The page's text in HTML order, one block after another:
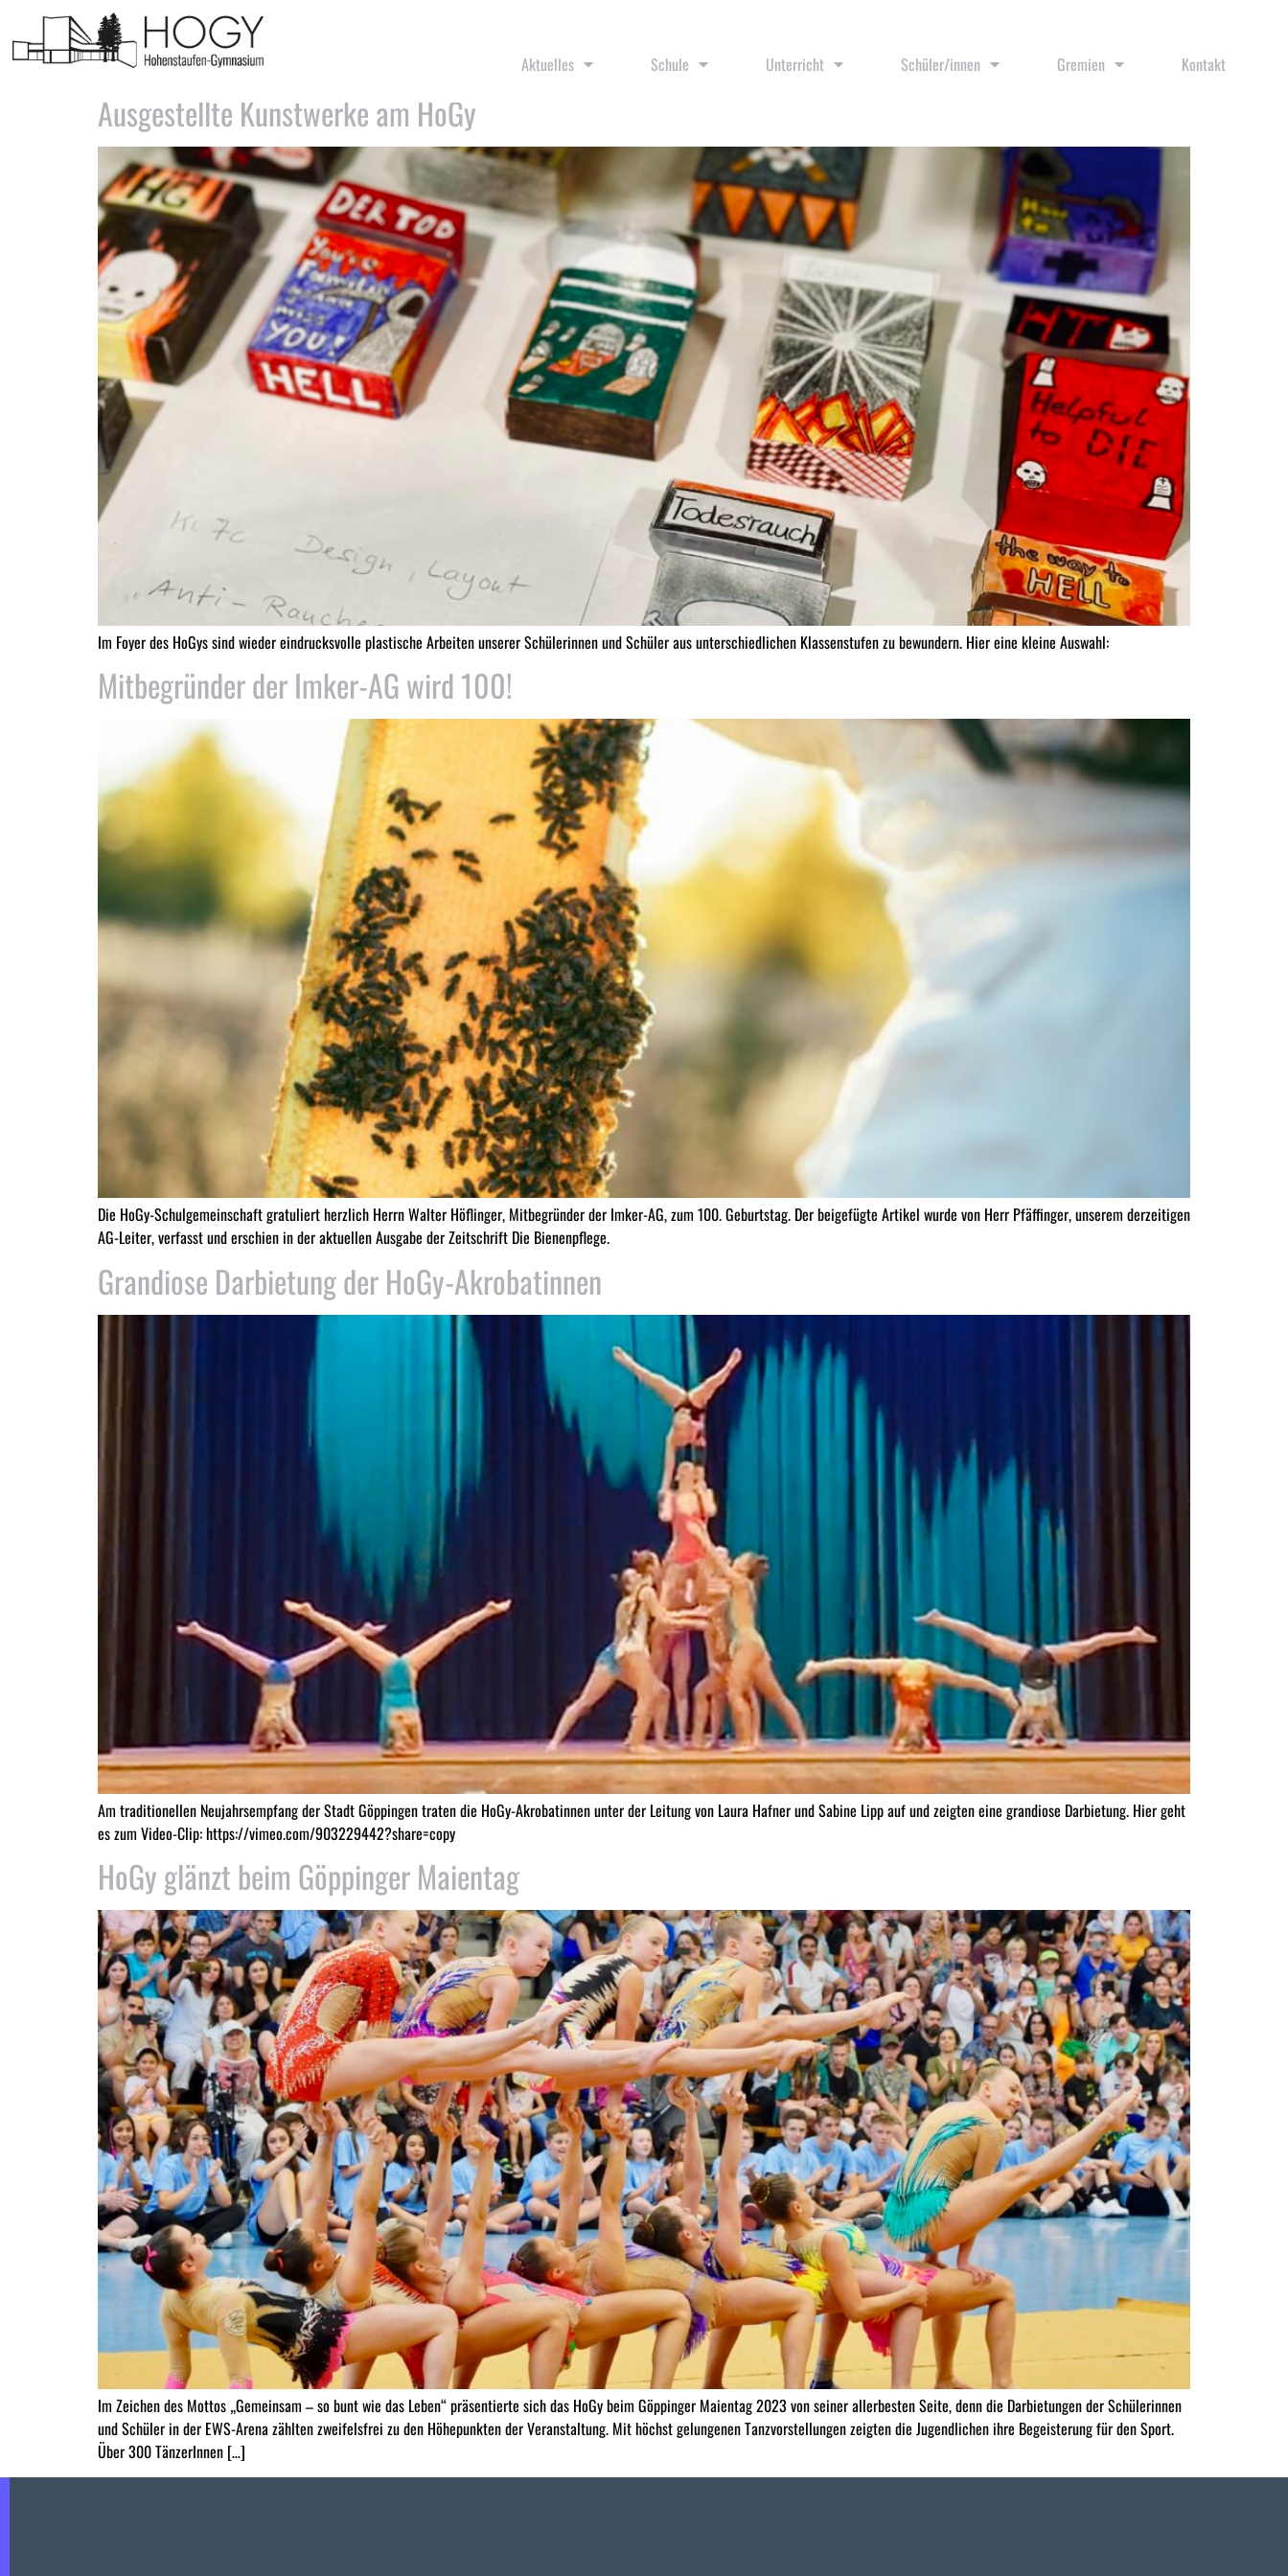
Aktuelles Schule Unterricht Schüler/innen Gremien Kontakt
Schlagwort:
Ausgestellte Kunstwerke am HoGy
Im Foyer des HoGys sind wieder eindrucksvolle plastische Arbeiten unserer Schülerinnen und Schüler aus unterschiedlichen Klassenstufen zu bewundern. Hier eine kleine Auswahl:
Mitbegründer der Imker-AG wird 100!
Die HoGy-Schulgemeinschaft gratuliert herzlich Herrn Walter Höflinger, Mitbegründer der Imker-AG, zum 100. Geburtstag. Der beigefügte Artikel wurde von Herr Pfäffinger, unserem derzeitigen
AG-Leiter, verfasst und erschien in der aktuellen Ausgabe der Zeitschrift Die Bienenpflege.
Grandiose Darbietung der HoGy-Akrobatinnen
Am traditionellen Neujahrsempfang der Stadt Göppingen traten die HoGy-Akrobatinnen unter der Leitung von Laura Hafner und Sabine Lipp auf und zeigten eine grandiose Darbietung. Hier geht
es zum Video-Clip: https://vimeo.com/903229442?share=copy
HoGy glänzt beim Göppinger Maientag
Im Zeichen des Mottos „Gemeinsam – so bunt wie das Leben“ präsentierte sich das HoGy beim Göppinger Maientag 2023 von seiner allerbesten Seite, denn die Darbietungen der Schülerinnen
und Schüler in der EWS-Arena zählten zweifelsfrei zu den Höhepunkten der Veranstaltung. Mit höchst gelungenen Tanzvorstellungen zeigten die Jugendlichen ihre Begeisterung für den Sport.
Über 300 TänzerInnen […]